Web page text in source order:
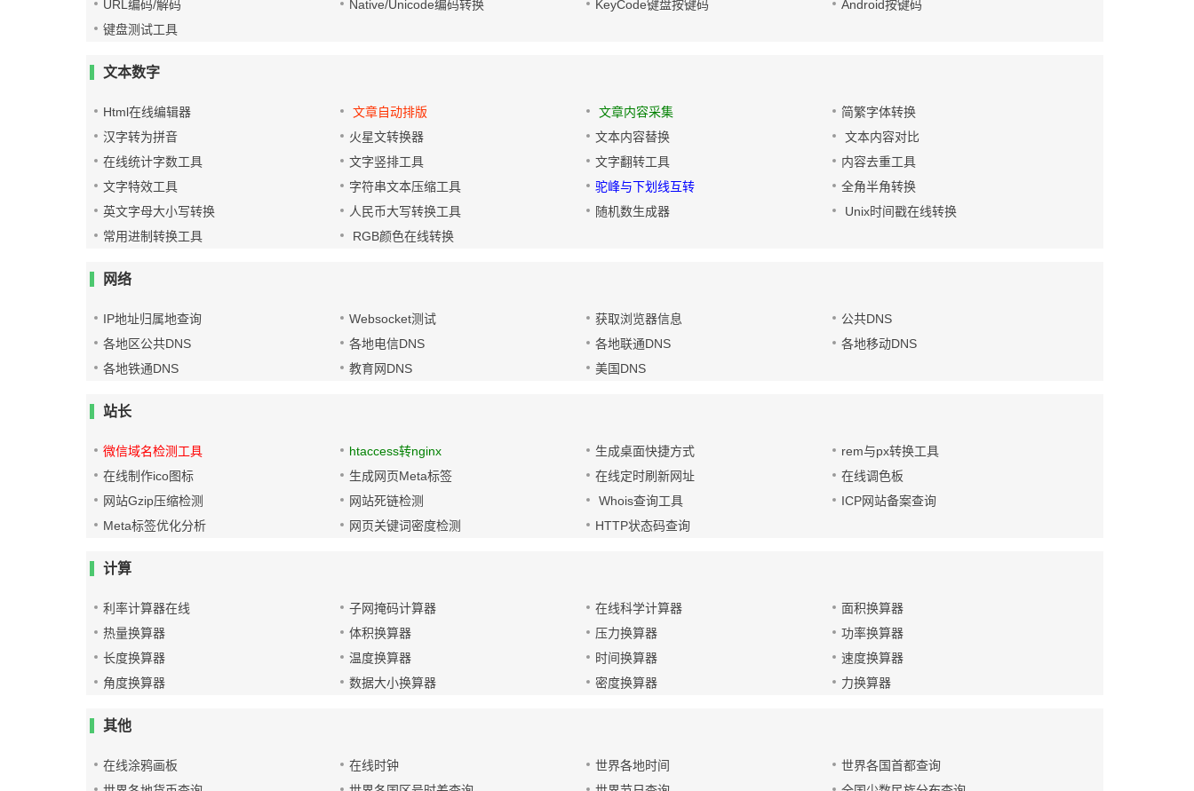
URL编码/解码
Native/Unicode编码转换 KeyCode键盘按键码
Android按键码
键盘测试工具
文本数字
Html在线编辑器 文章自动排版 文章内容采集
简繁字体转换
汉字转为拼音
火星文转换器 文本内容替换
文本内容对比
在线统计字数工具
文字竖排工具 文字翻转工具
内容去重工具
文字特效工具
字符串文本压缩工具 驼峰与下划线互转
全角半角转换
英文字母大小写转换
人民币大写转换工具 随机数生成器
Unix时间戳在线转换
常用进制转换工具
RGB颜色在线转换
网络
IP地址归属地查询 Websocket测试 获取浏览器信息
公共DNS
各地区公共DNS
各地电信DNS 各地联通DNS
各地移动DNS
各地铁通DNS
教育网DNS 美国DNS
站长
微信域名检测工具 htaccess转nginx 生成桌面快捷方式
rem与px转换工具
在线制作ico图标
生成网页Meta标签 在线定时刷新网址
在线调色板
网站Gzip压缩检测
网站死链检测 Whois查询工具
ICP网站备案查询
Meta标签优化分析
网页关键词密度检测 HTTP状态码查询
计算
利率计算器在线 子网掩码计算器 在线科学计算器
面积换算器
热量换算器
体积换算器 压力换算器
功率换算器
长度换算器
温度换算器 时间换算器
速度换算器
角度换算器
数据大小换算器 密度换算器 力换算器
其他
在线涂鸦画板 在线时钟 世界各地时间
世界各国首都查询